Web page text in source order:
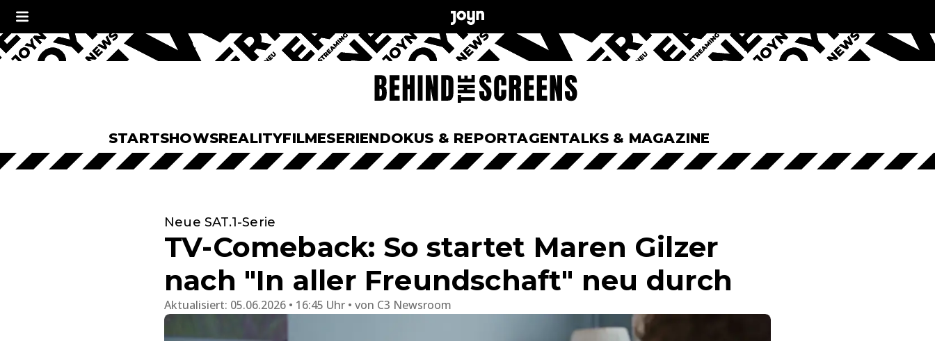
STARTSHOWSREALITYFILMESERIENDOKUS & REPORTAGENTALKS & MAGAZINE
Neue SAT.1-Serie
TV-Comeback: So startet Maren Gilzer
nach "In aller Freundschaft" neu durch
Aktualisiert: 05.06.2026 • 16:45 Uhr von C3 Newsroom